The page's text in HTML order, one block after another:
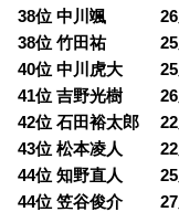
38位 中川颯 26歳
38位 竹田祐 25歳
40位 中川虎大 25
41位 吉野光樹 26
42位 石田裕太郎 22
43位 松本凌人 22
44位 知野直人 25
44位 笠谷俊介 27